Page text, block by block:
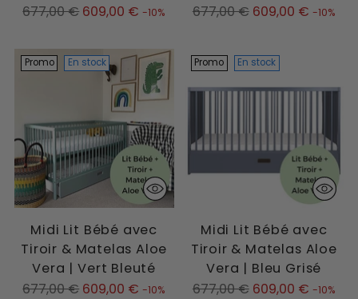
Prix
677,00 € 609,00 € -10%
Prix
677,00 € 609,00 € -10%
Promo En stock
Midi Lit Bébé avec
Tiroir & Matelas Aloe
Vera | Vert Bleuté
Prix
677,00 € 609,00 € -10%
Promo En stock
Midi Lit Bébé avec
Tiroir & Matelas Aloe
Vera | Bleu Grisé
Prix
677,00 € 609,00 € -10%